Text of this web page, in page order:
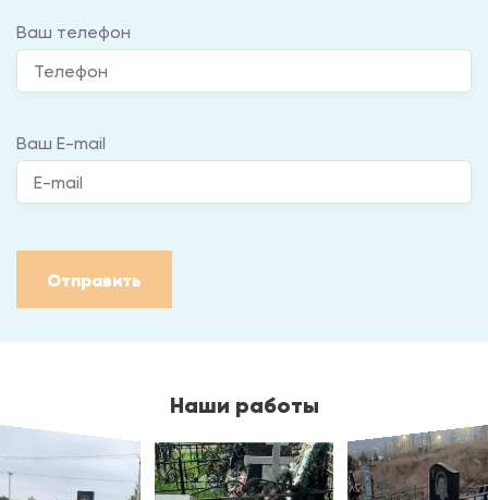
Ваш телефон
Ваш E-mail
Отправить
Наши работы